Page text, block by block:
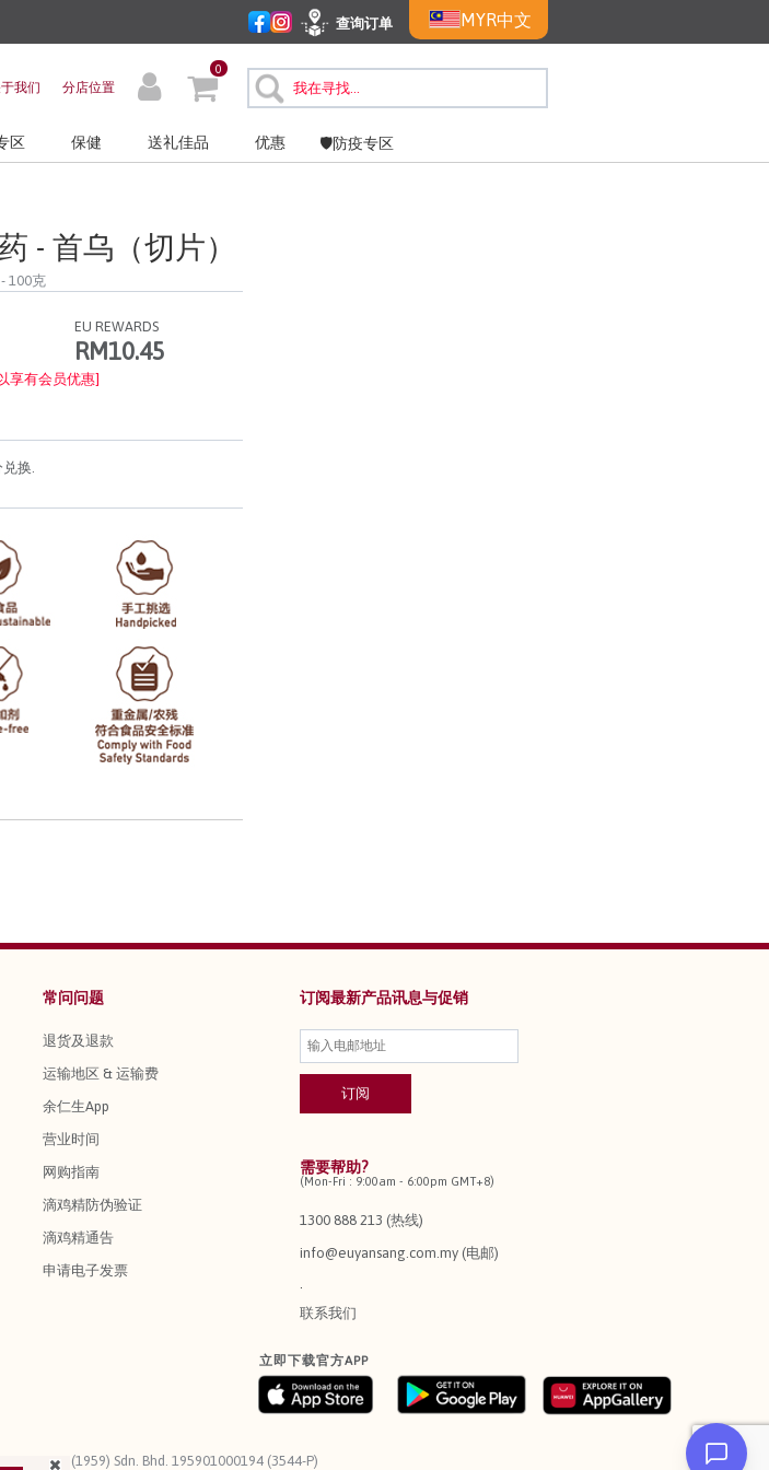
查询订单 MYR中文
我们 分店位置
0
区 保健 送礼佳品 优惠 🛡️防疫专区
- 首乌（切片）
- 100克
EU REWARDS
RM10.45
享有会员优惠]
换.
常问问题
退货及退款
运输地区 & 运输费
余仁生App
营业时间
网购指南
滴鸡精防伪验证
滴鸡精通告
申请电子发票
订阅最新产品讯息与促销
需要帮助?
(Mon-Fri : 9:00am - 6:00pm GMT+8)
1300 888 213 (热线)
info@euyansang.com.my (电邮)
联系我们
立即下载官方APP
Yan Sang (1959) Sdn. Bhd. 195901000194 (3544-P)